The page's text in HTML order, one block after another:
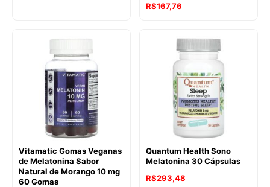
R$167,76
Vitamatic Gomas Veganas
de Melatonina Sabor
Natural de Morango 10 mg
60 Gomas
Quantum Health Sono
Melatonina 30 Cápsulas
R$293,48